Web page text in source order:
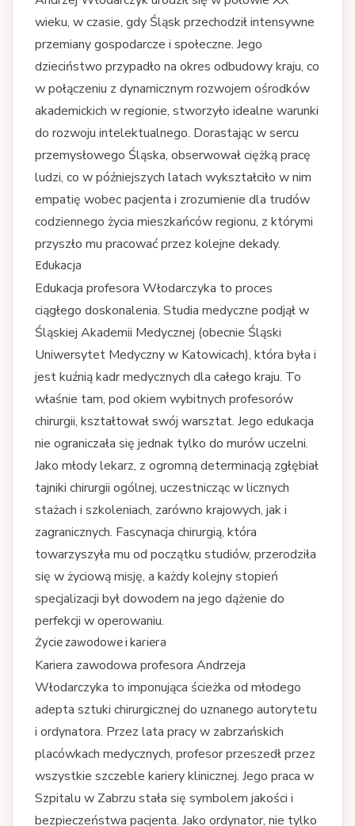
wieku, w czasie, gdy Śląsk przechodził intensywne
przemiany gospodarcze i społeczne. Jego
dzieciństwo przypadło na okres odbudowy kraju, co
w połączeniu z dynamicznym rozwojem ośrodków
akademickich w regionie, stworzyło idealne warunki
do rozwoju intelektualnego. Dorastając w sercu
przemysłowego Śląska, obserwował ciężką pracę
ludzi, co w późniejszych latach wykształciło w nim
empatię wobec pacjenta i zrozumienie dla trudów
codziennego życia mieszkańców regionu, z którymi
przyszło mu pracować przez kolejne dekady.
Edukacja
Edukacja profesora Włodarczyka to proces
ciągłego doskonalenia. Studia medyczne podjął w
Śląskiej Akademii Medycznej (obecnie Śląski
Uniwersytet Medyczny w Katowicach), która była i
jest kuźnią kadr medycznych dla całego kraju. To
właśnie tam, pod okiem wybitnych profesorów
chirurgii, kształtował swój warsztat. Jego edukacja
nie ograniczała się jednak tylko do murów uczelni.
Jako młody lekarz, z ogromną determinacją zgłębiał
tajniki chirurgii ogólnej, uczestnicząc w licznych
stażach i szkoleniach, zarówno krajowych, jak i
zagranicznych. Fascynacja chirurgią, która
towarzyszyła mu od początku studiów, przerodziła
się w życiową misję, a każdy kolejny stopień
specjalizacji był dowodem na jego dążenie do
perfekcji w operowaniu.
Życie zawodowe i kariera
Kariera zawodowa profesora Andrzeja
Włodarczyka to imponująca ścieżka od młodego
adepta sztuki chirurgicznej do uznanego autorytetu
i ordynatora. Przez lata pracy w zabrzańskich
placówkach medycznych, profesor przeszedł przez
wszystkie szczeble kariery klinicznej. Jego praca w
Szpitalu w Zabrzu stała się symbolem jakości i
bezpieczeństwa pacjenta. Jako ordynator, nie tylko